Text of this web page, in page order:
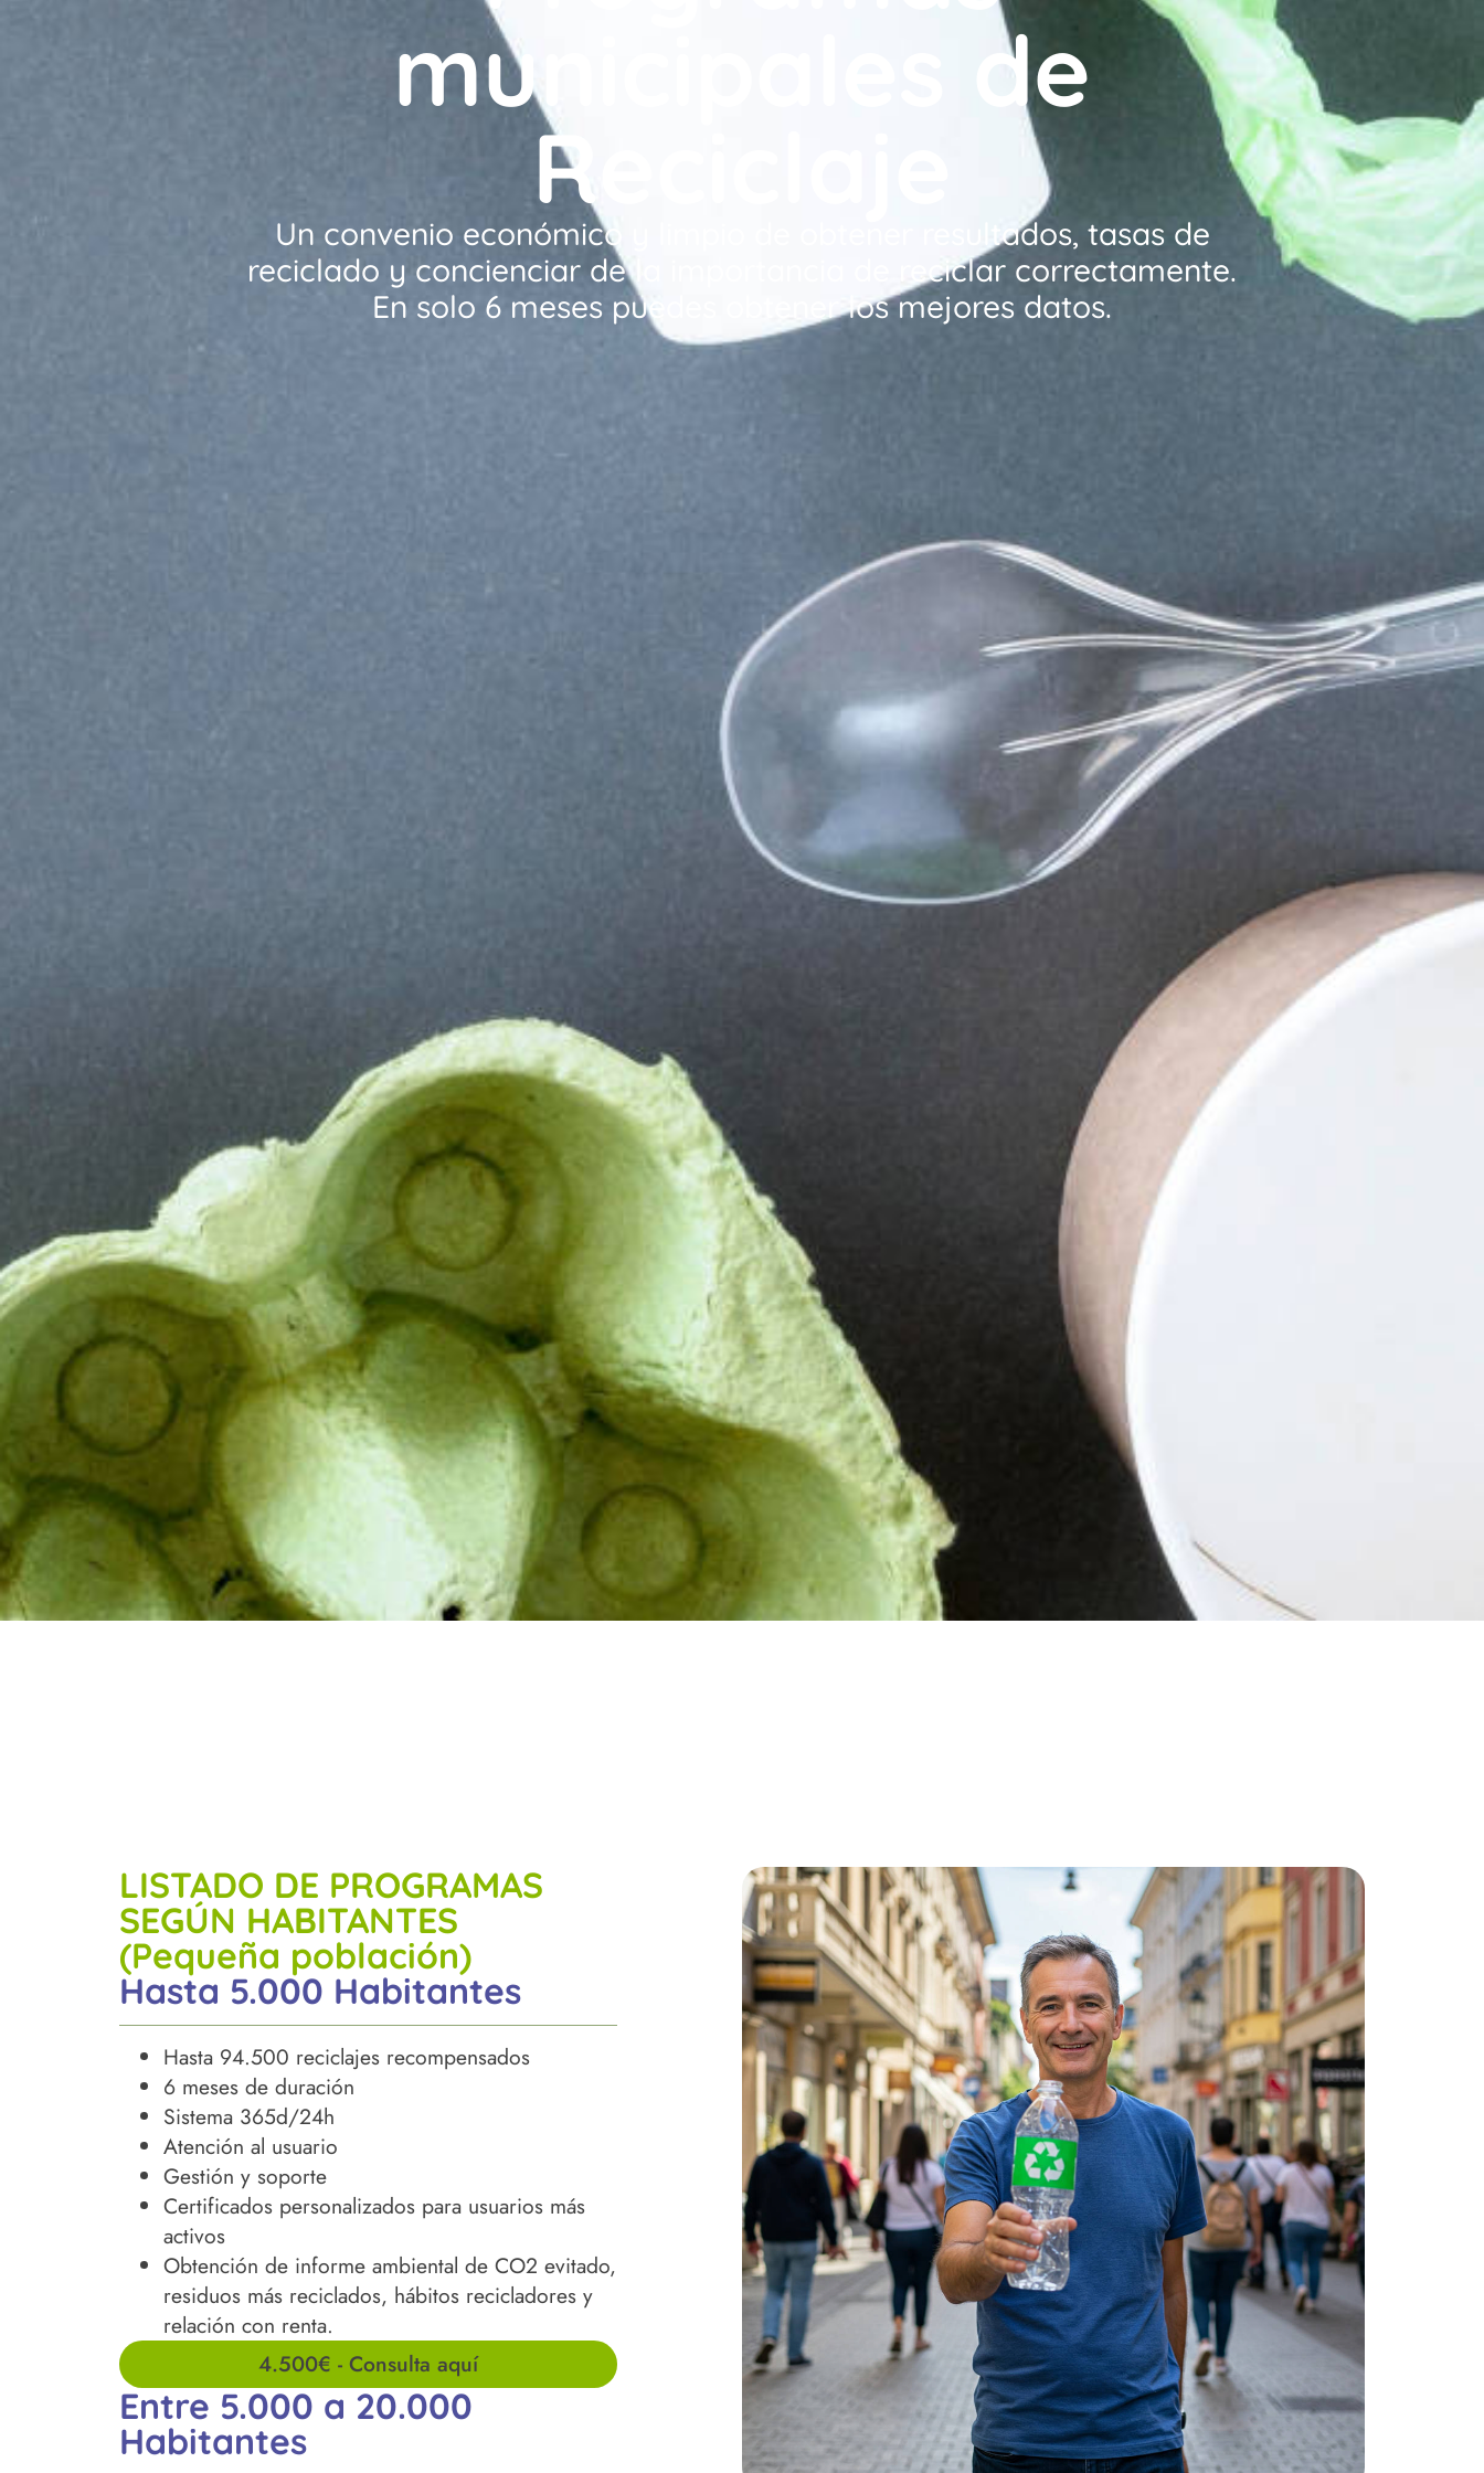
municipales de
Reciclaje
Un convenio económico y limpio de obtener resultados, tasas de
reciclado y concienciar de la importancia de reciclar correctamente.
En solo 6 meses puedes obtener los mejores datos.
LISTADO DE PROGRAMAS
SEGÚN HABITANTES
(Pequeña población)
Hasta 5.000 Habitantes
Hasta 94.500 reciclajes recompensados
6 meses de duración
Sistema 365d/24h
Atención al usuario
Gestión y soporte
Certificados personalizados para usuarios más
activos
Obtención de informe ambiental de CO2 evitado,
residuos más reciclados, hábitos recicladores y
relación con renta.
4.500€ - Consulta aquí
Entre 5.000 a 20.000
Habitantes